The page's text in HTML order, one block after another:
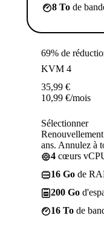
8 To de
69% de
KVM 4
35,99 €
10,99 €/mois
Sélectionner
ans. Annulez à
4 cœurs
16 Go de
200 Go
16 To de